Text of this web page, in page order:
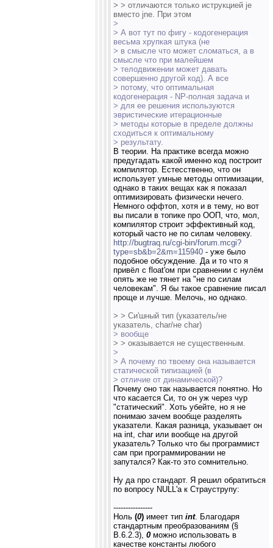
> > отличаются только иструкцией je
вместо jne. При этом
>
> А вот тут по фигу - кодогенерация
весьма хрупкая штука (не
> в смысле что может сломаться, а в
смысле что при малейшем
> телодвижении может давать
совершенно другой код). А все
> потому, что оптимальная
кодогенерация - NP-полная задача и
> для ее решения используются
эвристические итерационные
> методы которые в пределе должны
сходиться к оптимальному
> результату.
В теории. На практике всегда можно
предугадать какой именно код построит
компилятор. Естесственно, что он
использует умные методы оптимизации,
однако в таких вещах как я показал
оптимизировать физически нечего.
Немного оффтоп, хотя и в тему, но вот
вы писали в топике про ООП, что, мол,
компилятор строит эффективный код,
который часто не по силам человеку.
http://bugtraq.ru/cgi-bin/forum.mcgi?
type=sb&b=2&m=115940 - уже было
подобное обсуждение. Да и то что я
привёл с float'ом при сравнении с нулём
опять же не тянет на "не по силам
человекам". Я бы такое сравнение писал
проще и лучше. Мелочь, но однако.
> > Си'шный тип (указатель/не
указатель, char/не char)
> вообще
> > оказывается не существенным.
>
> А почему по твоему она называется
статической типизацией (в
> отличие от динамической)?
Почему оно так называется понятно. Но
что касается Си, то он уж через чур
"статический". Хоть убейте, но я не
понимаю зачем вообще разделять
указатели. Какая разница, указывает он
на int, char или вообще на другой
указатель? Только что бы программист
сам при программировании не
запутался? Как-то это сомнительно.
Ну да про стандарт. Я решил обратиться
по вопросу NULL'а к Страуструпу:
----------------
Ноль (0) имеет тип int. Благодаря
стандартным преобразованиям (§
В.6.2.3), 0 можно использовать в
качестве константы любого